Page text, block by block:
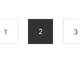
1 2 3